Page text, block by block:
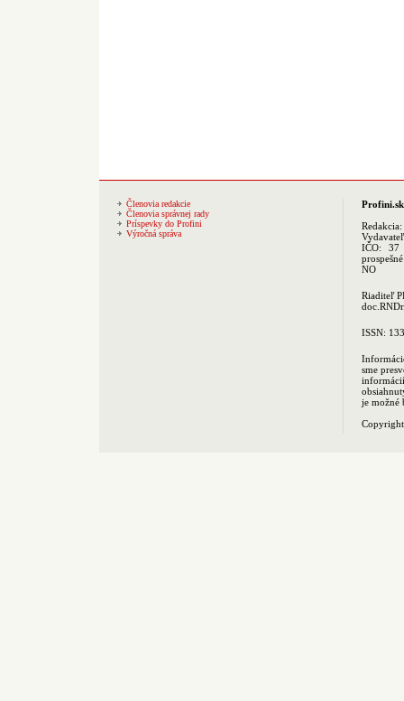
Členovia redakcie
Členovia správnej rady
Príspevky do Profini
Výročná správa
Profini.sk
Redakcia:
IČO: 37
NO
Riaditeľ
ISSN:
sme
je možné